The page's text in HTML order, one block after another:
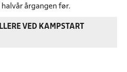
årgangen før.
VED KAMPSTART